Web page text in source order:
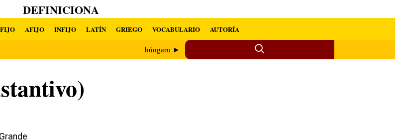
DEFINICIONA
AFIJO INFIJO LATÍN GRIEGO VOCABULARIO AUTORÍA
húngaro ►
Grande